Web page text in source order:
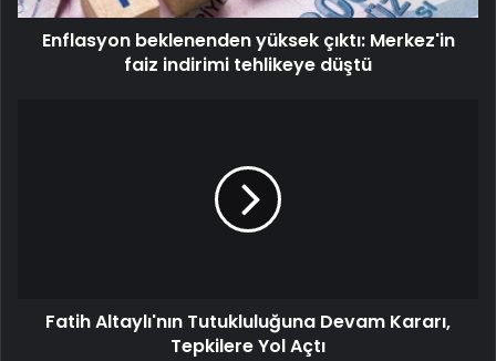
Enflasyon beklenenden yüksek çıktı: Merkez'in
faiz indirimi tehlikeye düştü
Fatih Altaylı'nın Tutukluluğuna Devam Kararı,
Tepkilere Yol Açtı